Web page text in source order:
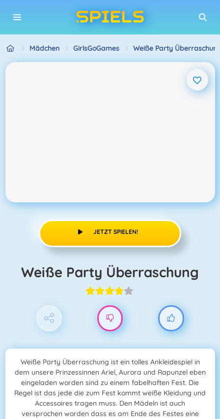
Mädchen GirlsGoGames Weiße Party
JETZT SPIELEN!
Weiße Party Überraschung
Weiße Party Überraschung ist ein tolles Ankleidespiel in
dem unsere Prinzessinnen Ariel, Aurora und Rapunzel eben
eingeladen worden sind zu einem fabelhaften Fest. Die
Regel ist das jede die zum Fest kommt weiße Kleidung und
Accessoires tragen muss. Den Mädeln ist auch
versprochen worden dass es am Ende des Festes eine